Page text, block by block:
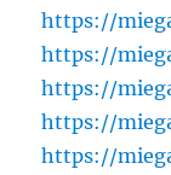
https://
https://
https://
https://
https://